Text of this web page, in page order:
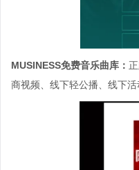
MUSINESS免费音乐曲库：
商视频、线下轻公播、线下